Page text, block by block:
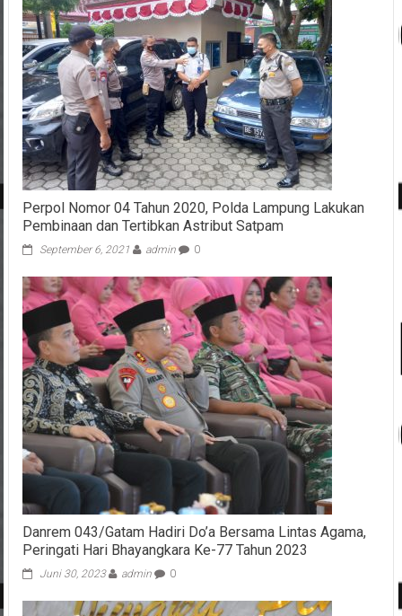
Perpol Nomor 04 Tahun 2020, Polda Lampung Lakukan
Pembinaan dan Tertibkan Astribut Satpam
September 6, 2021 admin 0
Danrem 043/Gatam Hadiri Do’a Bersama Lintas Agama,
Peringati Hari Bhayangkara Ke-77 Tahun 2023
Juni 30, 2023 admin 0